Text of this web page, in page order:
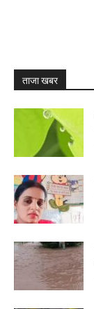
ताजा खबर